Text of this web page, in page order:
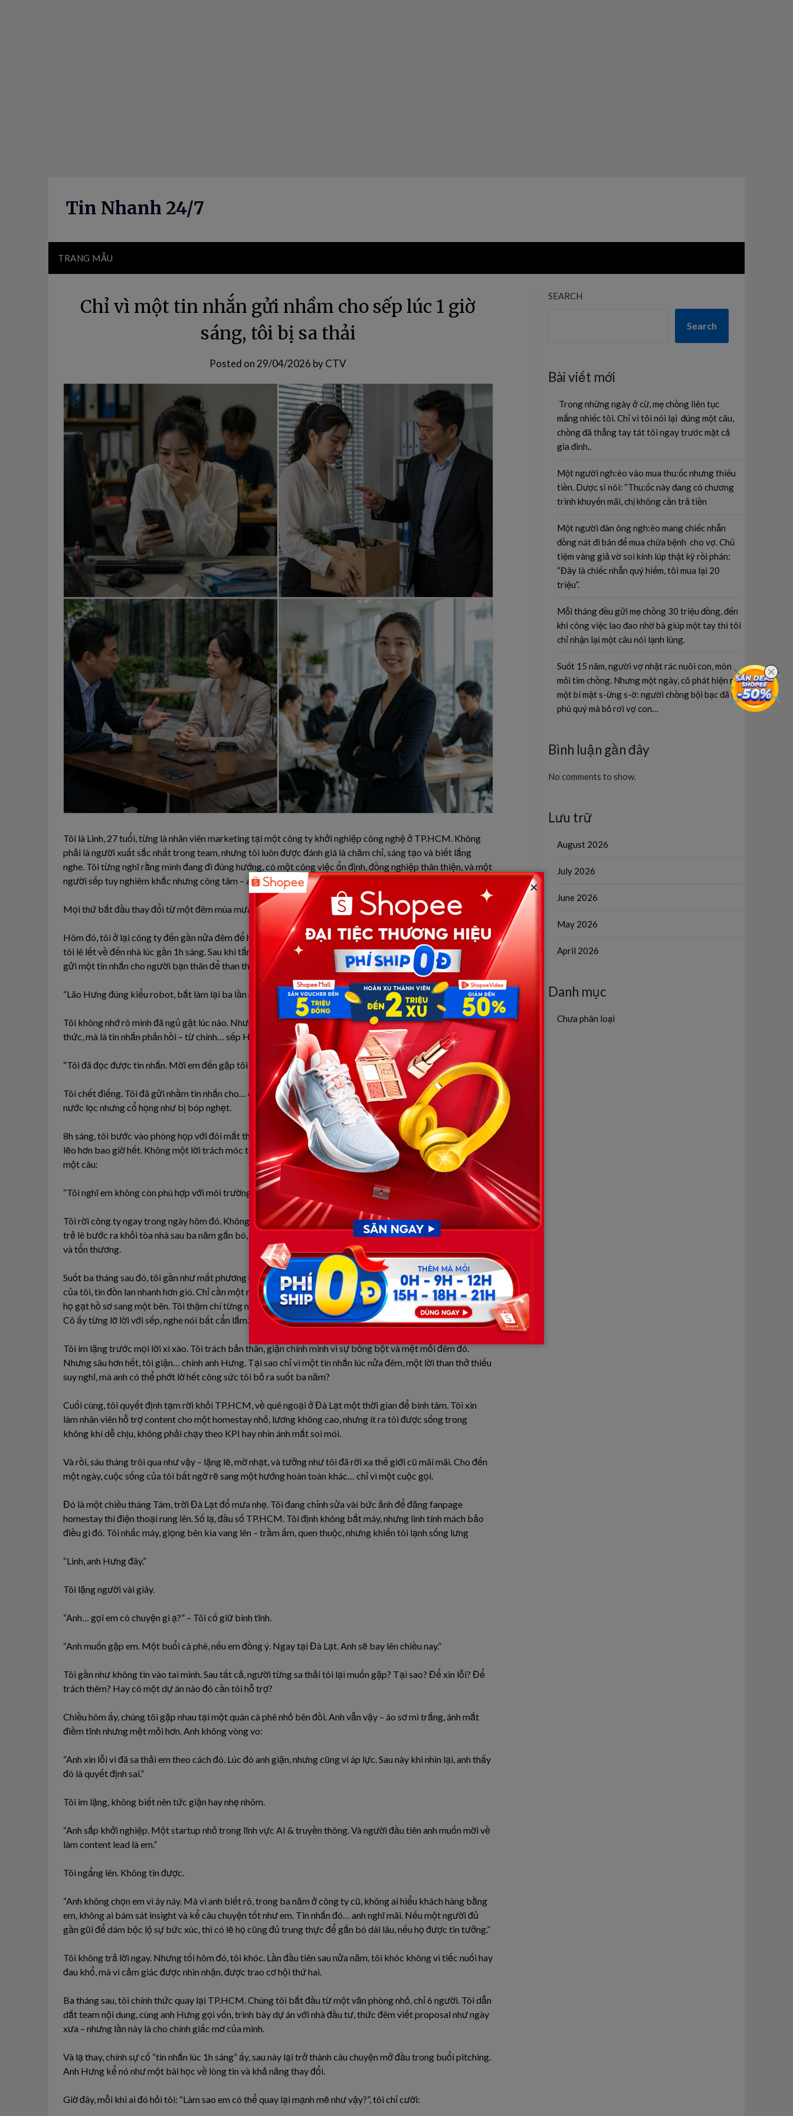
Tin Nhanh 24/7
TRANG MẪU
Chỉ vì một tin nhắn gửi nhầm cho sếp lúc 1 giờ
sáng, tôi bị sa thải
Posted on 29/04/2026 byCTV
Tôi là Linh, 27 tuổi, từng là nhân viên marketing tại một công ty khởi nghiệp công nghệ ở TP.HCM. Không
phải là người xuất sắc nhất trong team, nhưng tôi luôn được đánh giá là chăm chỉ, sáng tạo và biết lắng
nghe. Tôi từng nghĩ rằng mình đang đi đúng hướng, có một công việc ổn định, đồng nghiệp thân thiện, và một
người sếp tuy nghiêm khắc nhưng công tâm – anh Hưng, giám đốc bộ phận.
Mọi thứ bắt đầu thay đổi từ một đêm mùa mưa tháng Hai.
Hôm đó, tôi ở lại công ty đến gần nửa đêm để hoàn thiện một proposal quan trọng. Mắt cay xè vì mệt mỏi,
tôi lê lết về đến nhà lúc gần 1h sáng. Sau khi tắm qua loa, tôi nằm vật ra giường, tay vẫn cầm điện thoại, định
gửi một tin nhắn cho người bạn thân để than thở:
“Lão Hưng đúng kiểu robot, bắt làm lại ba lần một cái slide. Mình mà là vợ lão chắc đập laptop cho tỉnh.”
Tôi không nhớ rõ mình đã ngủ gật lúc nào. Nhưng điều khiến tôi tỉnh giấc không phải là tiếng đồng hồ báo
thức, mà là tin nhắn phản hồi – từ chính… sếp Hưng.
“Tôi đã đọc được tin nhắn. Mời em đến gặp tôi lúc 8h sáng nay.”
Tôi chết điếng. Tôi đã gửi nhầm tin nhắn cho… chính sếp Hưng. Tim tôi đập loạn. Tôi cố nuốt từng ngụm
nước lọc nhưng cổ họng như bị bóp nghẹt.
8h sáng, tôi bước vào phòng họp với đôi mắt thâm quầng. Anh Hưng ngồi đó, ánh mắt bình thản nhưng lạnh
lẽo hơn bao giờ hết. Không một lời trách móc to tiếng, không một câu chỉ trích nặng nề. Anh chỉ nói đúng
một câu:
“Tôi nghĩ em không còn phù hợp với môi trường này nữa. Chúng ta nên dừng lại ở đây.”
Tôi rời công ty ngay trong ngày hôm đó. Không kèn trống, không lời chia tay đồng nghiệp. Chỉ là một cô gái
trẻ lê bước ra khỏi tòa nhà sau ba năm gắn bó, đầu óc quay cuồng, trái tim rối loạn bởi sự tiếc nuối, xấu hổ
và tổn thương.
Suốt ba tháng sau đó, tôi gần như mất phương hướng. Hồ sơ xin việc bị từ chối liên tục. Trong ngành nhỏ bé
của tôi, tin đồn lan nhanh hơn gió. Chỉ cần một người phỏng vấn nhận ra tôi từng bị sa thải vì “lỗi cá nhân”, là
họ gạt hồ sơ sang một bên. Tôi thậm chí từng nghe loáng thoáng từ một người quen trong ngành: “Linh hả?
Cô ấy từng lỡ lời với sếp, nghe nói bất cẩn lắm.”
Tôi im lặng trước mọi lời xì xào. Tôi trách bản thân, giận chính mình vì sự bồng bột và mệt mỏi đêm đó.
Nhưng sâu hơn hết, tôi giận… chính anh Hưng. Tại sao chỉ vì một tin nhắn lúc nửa đêm, một lời than thở thiếu
suy nghĩ, mà anh có thể phớt lờ hết công sức tôi bỏ ra suốt ba năm?
Cuối cùng, tôi quyết định tạm rời khỏi TP.HCM, về quê ngoại ở Đà Lạt một thời gian để bình tâm. Tôi xin
làm nhân viên hỗ trợ content cho một homestay nhỏ, lương không cao, nhưng ít ra tôi được sống trong
không khí dễ chịu, không phải chạy theo KPI hay nhìn ánh mắt soi mói.
Và rồi, sáu tháng trôi qua như vậy – lặng lẽ, mờ nhạt, và tưởng như tôi đã rời xa thế giới cũ mãi mãi. Cho đến
một ngày, cuộc sống của tôi bất ngờ rẽ sang một hướng hoàn toàn khác… chỉ vì một cuộc gọi.
Đó là một chiều tháng Tám, trời Đà Lạt đổ mưa nhẹ. Tôi đang chỉnh sửa vài bức ảnh để đăng fanpage
homestay thì điện thoại rung lên. Số lạ, đầu số TP.HCM. Tôi định không bắt máy, nhưng linh tính mách bảo
điều gì đó. Tôi nhấc máy, giọng bên kia vang lên – trầm ấm, quen thuộc, nhưng khiến tôi lạnh sống lưng
“Linh, anh Hưng đây.”
Tôi lặng người vài giây.
“Anh… gọi em có chuyện gì ạ?” – Tôi cố giữ bình tĩnh.
“Anh muốn gặp em. Một buổi cà phê, nếu em đồng ý. Ngay tại Đà Lạt. Anh sẽ bay lên chiều nay.”
Tôi gần như không tin vào tai mình. Sau tất cả, người từng sa thải tôi lại muốn gặp? Tại sao? Để xin lỗi? Để
trách thêm? Hay có một dự án nào đó cần tôi hỗ trợ?
Chiều hôm ấy, chúng tôi gặp nhau tại một quán cà phê nhỏ bên đồi. Anh vẫn vậy – áo sơ mi trắng, ánh mắt
điềm tĩnh nhưng mệt mỏi hơn. Anh không vòng vo:
“Anh xin lỗi vì đã sa thải em theo cách đó. Lúc đó anh giận, nhưng cũng vì áp lực. Sau này khi nhìn lại, anh thấy
đó là quyết định sai.”
Tôi im lặng, không biết nên tức giận hay nhẹ nhõm.
“Anh sắp khởi nghiệp. Một startup nhỏ trong lĩnh vực AI & truyền thông. Và người đầu tiên anh muốn mời về
làm content lead là em.”
Tôi ngẩng lên. Không tin được.
“Anh không chọn em vì áy náy. Mà vì anh biết rõ, trong ba năm ở công ty cũ, không ai hiểu khách hàng bằng
em, không ai bám sát insight và kể câu chuyện tốt như em. Tin nhắn đó… anh nghĩ mãi. Nếu một người đủ
gần gũi để dám bộc lộ sự bức xúc, thì có lẽ họ cũng đủ trung thực để gắn bó dài lâu, nếu họ được tin tưởng.”
Tôi không trả lời ngay. Nhưng tối hôm đó, tôi khóc. Lần đầu tiên sau nửa năm, tôi khóc không vì tiếc nuối hay
đau khổ, mà vì cảm giác được nhìn nhận, được trao cơ hội thứ hai.
Ba tháng sau, tôi chính thức quay lại TP.HCM. Chúng tôi bắt đầu từ một văn phòng nhỏ, chỉ 6 người. Tôi dẫn
dắt team nội dung, cùng anh Hưng gọi vốn, trình bày dự án với nhà đầu tư, thức đêm viết proposal như ngày
xưa – nhưng lần này là cho chính giấc mơ của mình.
Và lạ thay, chính sự cố “tin nhắn lúc 1h sáng” ấy, sau này lại trở thành câu chuyện mở đầu trong buổi pitching.
Anh Hưng kể nó như một bài học về lòng tin và khả năng thay đổi.
Giờ đây, mỗi khi ai đó hỏi tôi: “Làm sao em có thể quay lại mạnh mẽ như vậy?”, tôi chỉ cười:
SEARCH
Search
Bài viết mới
Trong những ngày ở cữ, mẹ chồng liên tục
mắng nhiếc tôi. Chỉ vì tôi nói lại đúng một câu,
chồng đã thẳng tay tát tôi ngay trước mặt cả
gia đình..
Một người ngh:èo vào mua thu:ốc nhưng thiếu
tiền. Dược sĩ nói: “Thu:ốc này đang có chương
trình khuyến mãi, chị không cần trả tiền
Một người đàn ông ngh:èo mang chiếc nhẫn
đồng nát đi bán để mua chữa bệnh cho vợ. Chủ
tiệm vàng giả vờ soi kính lúp thật kỹ rồi phán:
“Đây là chiếc nhẫn quý hiếm, tôi mua lại 20
triệu”.
Mỗi tháng đều gửi mẹ chồng 30 triệu đồng, đến
khi công việc lao đao nhờ bà giúp một tay thì tôi
chỉ nhận lại một câu nói lạnh lùng.
Suốt 15 năm, người vợ nhặt rác nuôi con, mòn
mỏi tìm chồng. Nhưng một ngày, cô phát hiện ra
một bí mật s-ững s-ờ: người chồng bội bạc đã vì
phú quý mà bỏ rơi vợ con…
Bình luận gần đây
No comments to show.
Lưu trữ
August 2026
July 2026
June 2026
May 2026
April 2026
Danh mục
Chưa phân loại
×